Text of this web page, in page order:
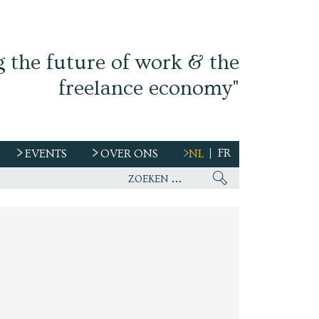
the future of work & the
freelance economy"
EVENTS OVER ONS NL FR